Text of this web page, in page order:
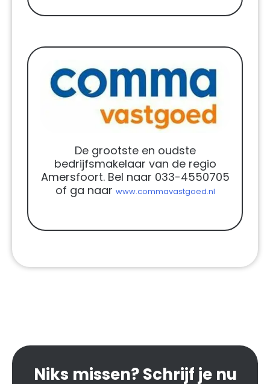
De grootste en oudste
bedrijfsmakelaar van de regio
Amersfoort. Bel naar 033-4550705
of ga naar www.commavastgoed.nl
Niks missen? Schrijf je nu